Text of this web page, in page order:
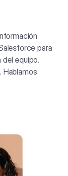
para
equipo.
Hablamos